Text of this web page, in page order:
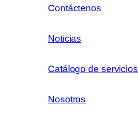
Contáctenos
Noticias
Catálogo de servicios
Nosotros